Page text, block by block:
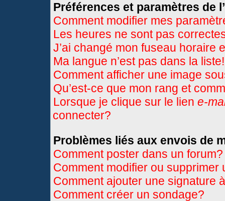
Préférences et paramètres de
Comment modifier mes
Les heures ne sont pas
J’ai changé mon fuseau horaire
Ma langue n’est pas dans la liste!
Comment afficher une image
Qu’est-ce que mon rang et
Lorsque je clique sur le lien e-
connecter?
Problèmes liés aux envois de
Comment poster dans un forum?
Comment modifier ou supprimer
Comment ajouter une signature
Comment créer un sondage?